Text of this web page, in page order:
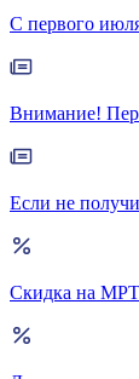
С первого
Внимание!
Если не
Скидка на МРТ